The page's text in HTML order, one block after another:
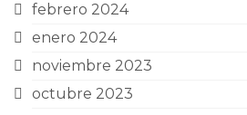
febrero 2024
enero 2024
noviembre 2023
octubre 2023